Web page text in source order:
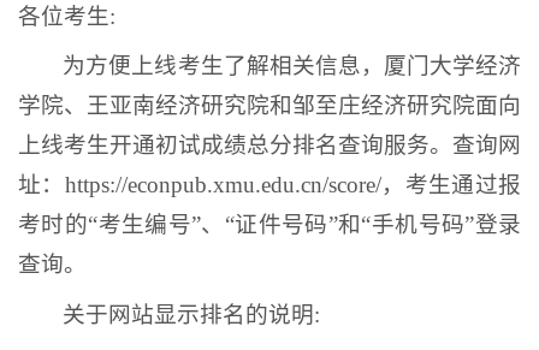
各位考生:
为方便上线考生了解相关信息，厦门大学经济
学院、王亚南经济研究院和邹至庄经济研究院面向
上线考生开通初试成绩总分排名查询服务。查询网
址：https://econpub.xmu.edu.cn/score/，考生通过报
考时的“考生编号”、“证件号码”和“手机号码”登录
查询。
关于网站显示排名的说明: